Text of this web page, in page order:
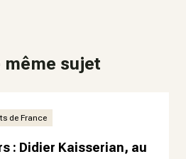
même sujet
de France
: Didier Kaisserian, au